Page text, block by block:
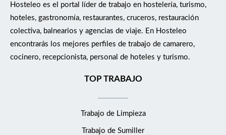
Hosteleo es el portal líder de trabajo en hostelería, turismo,
hoteles, gastronomía, restaurantes, cruceros, restauración
colectiva, balnearios y agencias de viaje. En Hosteleo
encontrarás los mejores perfiles de trabajo de camarero,
cocinero, recepcionista, personal de hoteles y turismo.
TOP TRABAJO
Trabajo de Limpieza
Trabajo de Sumiller